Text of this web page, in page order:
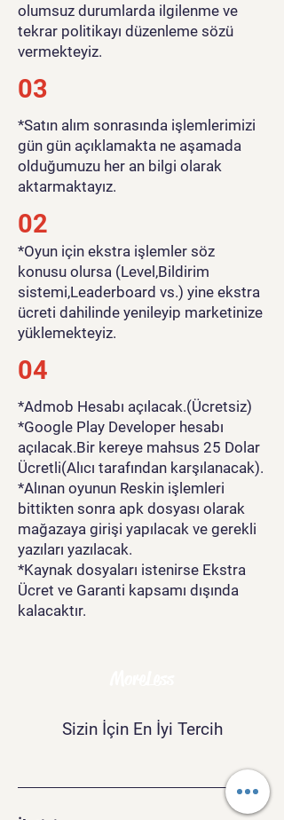
olumsuz durumlarda ilgilenme ve
tekrar politikayı düzenleme sözü
vermekteyiz.
03
*Satın alım sonrasında işlemlerimizi
gün gün açıklamakta ne aşamada
olduğumuzu her an bilgi olarak
aktarmaktayız.
02
*Oyun için ekstra işlemler söz
konusu olursa (Level,Bildirim
sistemi,Leaderboard vs.) yine ekstra
ücreti dahilinde yenileyip marketinize
yüklemekteyiz.
04
*Admob Hesabı açılacak.(Ücretsiz)
*Google Play Developer hesabı
açılacak.Bir kereye mahsus 25 Dolar
Ücretli(Alıcı tarafından karşılanacak).
*Alınan oyunun Reskin işlemleri
bittikten sonra apk dosyası olarak
mağazaya girişi yapılacak ve gerekli
yazıları yazılacak.
*Kaynak dosyaları istenirse Ekstra
Ücret ve Garanti kapsamı dışında
kalacaktır.
Sizin İçin En İyi Tercih